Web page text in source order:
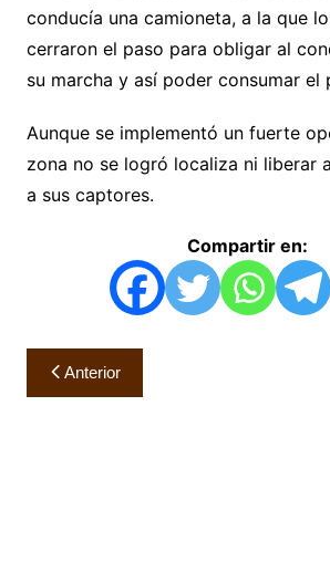
conducía una camioneta, a la que
cerraron el paso para obligar al
su marcha y así poder consumar el
Aunque se implementó un fuerte
zona no se logró localiza ni liberar
a sus captores.
Compartir en:
Navegación
de
Anterior